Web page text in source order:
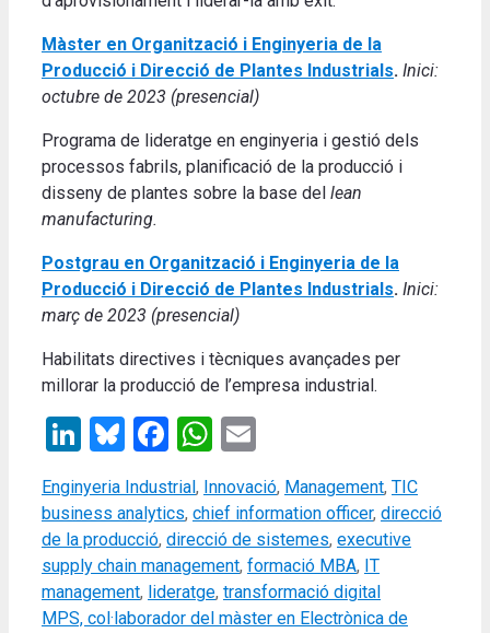
Màster en Organització i Enginyeria de la
Producció i Direcció de Plantes Industrials. Inici:
octubre de 2023 (presencial)
Programa de lideratge en enginyeria i gestió dels
processos fabrils, planificació de la producció i
disseny de plantes sobre la base del lean
manufacturing.
Postgrau en Organització i Enginyeria de la
Producció i Direcció de Plantes Industrials. Inici:
març de 2023 (presencial)
Habilitats directives i tècniques avançades per
millorar la producció de l’empresa industrial.
LinkedIn
Bluesky
Facebook
WhatsApp
Categories
Enginyeria Industrial , Innovació, Management, TICTags
business analytics, chief information officer, direcció
de la producció, direcció de sistemes, executive
supply chain management, formació MBA, IT
management, lideratge, transformació digital
MPS, col·laborador del màster en Electrònica de